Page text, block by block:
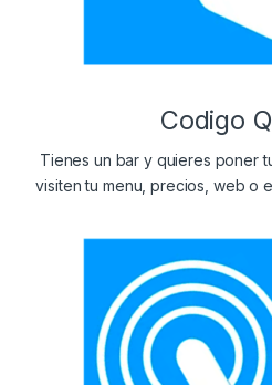
Codigo
Tienes un bar y quieres poner
visiten tu menu, precios, web o